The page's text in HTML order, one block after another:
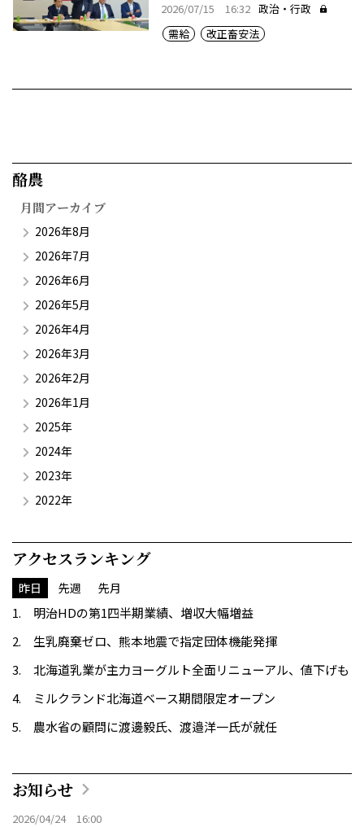
2026/07/15 16:32 政治・行政
需給
改正畜安法
酪農​
月間アーカイブ
2026年8月
2026年7月
2026年6月
2026年5月
2026年4月
2026年3月
2026年2月
2026年1月
2025年
2024年
2023年
2022年
アクセスランキング
昨日 先週 先月
明治HDの第1四半期業績、増収大幅増益
生乳廃棄ゼロ、熊本地震で指定団体機能発揮
北海道乳業が主力ヨーグルト全面リニューアル、値下げも
ミルクランド北海道ベース期間限定オープン
農水省の顧問に渡邊毅氏、渡邉洋一氏が就任
お知らせ
2026/04/24 16:00